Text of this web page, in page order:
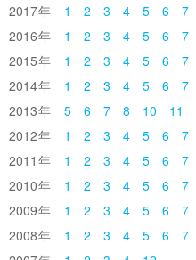
2017
1 2 3 4 5 6 7
2016
1 2 3 4 5 6 7
2015
1 2 3 4 5 6 7
2014
1 2 3 4 5 6 7
2013
5 6 7 8 10 11
2012
1 2 3 4 5 6 7
2011
1 2 3 4 5 6 7
2010
1 2 3 4 5 6 7
2009
1 2 3 4 5 6 7
2008
1 2 3 4 5 6 7